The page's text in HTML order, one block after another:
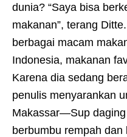
dunia? “Saya bisa
makanan”, terang
berbagai macam
Indonesia, makanan
Karena dia sedang
penulis menyarankan
Makassar—Sup
berbumbu rempah